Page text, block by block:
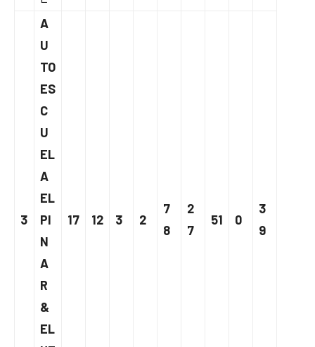
3
A
U
TO
ES
C
U
EL
A
EL
PI
N
A
R
&
EL
17 12 3 2
7
8
2
7
51 0
3
9